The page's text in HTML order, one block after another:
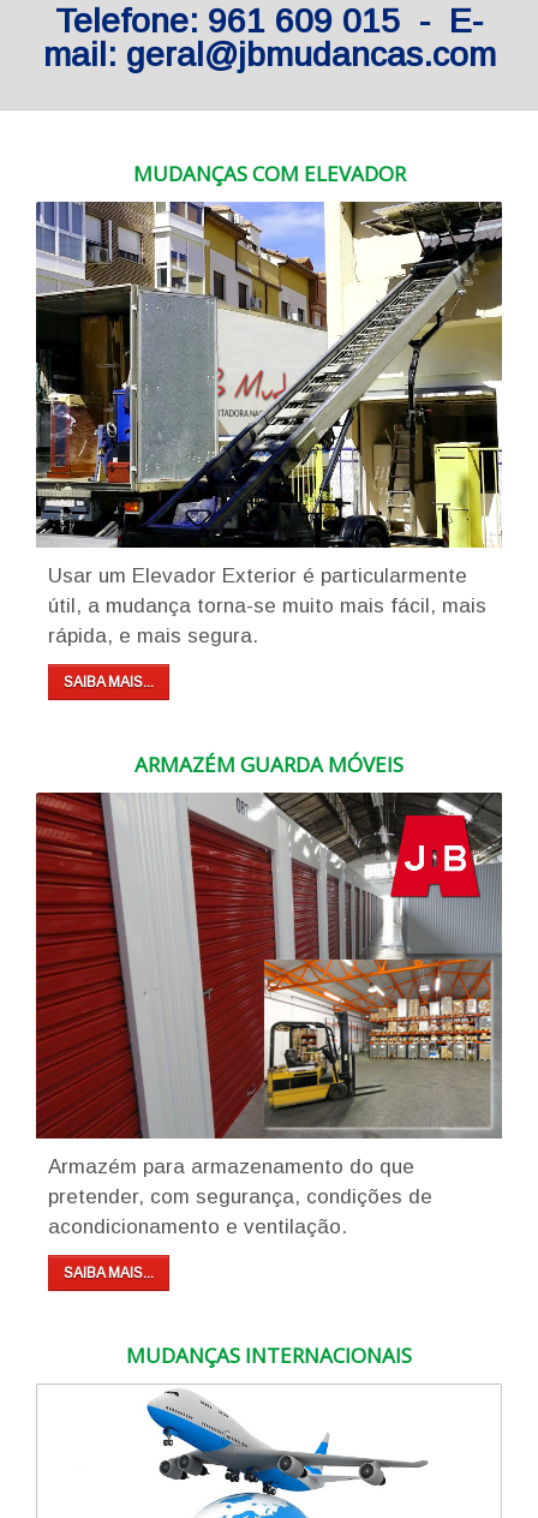
Telefone: 961 609 015 - E-
mail: geral@jbmudancas.com
MUDANÇAS COM ELEVADOR
Usar um Elevador Exterior é particularmente
útil, a mudança torna-se muito mais fácil, mais
rápida, e mais segura.
SAIBA MAIS...
ARMAZÉM GUARDA MÓVEIS
Armazém para armazenamento do que
pretender, com segurança, condições de
acondicionamento e ventilação.
SAIBA MAIS...
MUDANÇAS INTERNACIONAIS